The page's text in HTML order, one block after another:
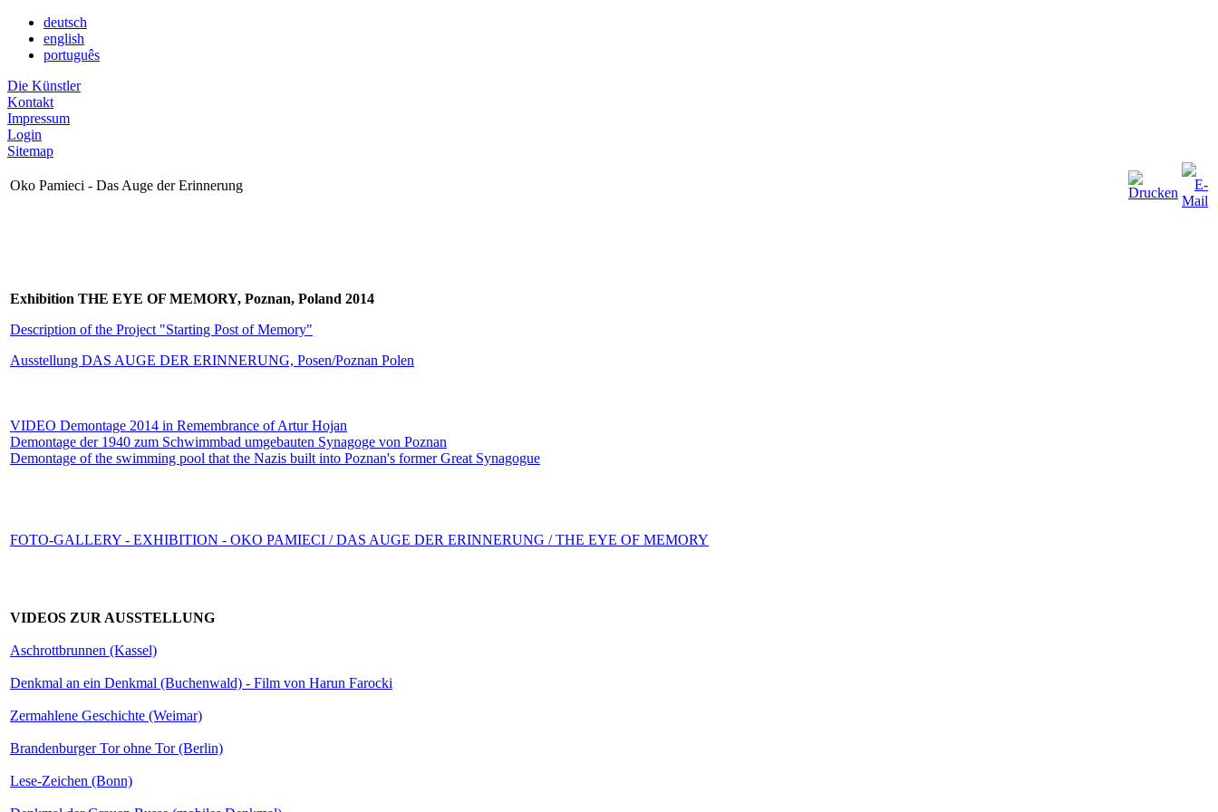
deutsch
english
português
Die Künstler
Kontakt
Impressum
Login
Sitemap
Oko Pamieci - Das Auge der Erinnerung
Exhibition THE EYE OF MEMORY, Poznan, Poland 2014
Description of the Project "Starting Post of Memory"
Ausstellung DAS AUGE DER ERINNERUNG, Posen/Poznan Polen
VIDEO Demontage 2014 in Remembrance of Artur Hojan
Demontage der 1940 zum Schwimmbad umgebauten Synagoge von Poznan
Demontage of the swimming pool that the Nazis built into Poznan's former Great Synagogue
FOTO-GALLERY - EXHIBITION - OKO PAMIECI / DAS AUGE DER ERINNERUNG / THE EYE OF MEMORY
VIDEOS ZUR AUSSTELLUNG
Aschrottbrunnen (Kassel)
Denkmal an ein Denkmal (Buchenwald) - Film von Harun Farocki
Zermahlene Geschichte (Weimar)
Brandenburger Tor ohne Tor (Berlin)
Lese-Zeichen (Bonn)